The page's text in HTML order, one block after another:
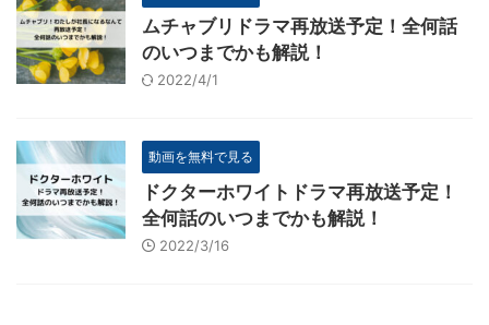
ムチャブリドラマ再放送予定！全何話
のいつまでかも解説！
2022/4/1
動画を無料で見る
ドクターホワイトドラマ再放送予定！
全何話のいつまでかも解説！
2022/3/16